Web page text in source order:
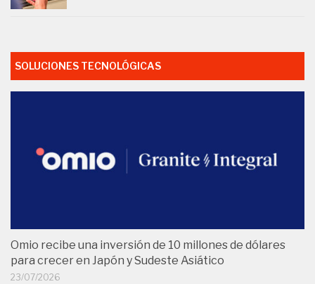
SOLUCIONES TECNOLÓGICAS
Omio recibe una inversión de 10 millones de dólares
para crecer en Japón y Sudeste Asiático
23/07/2026